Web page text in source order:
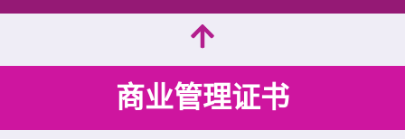
商业管理证书